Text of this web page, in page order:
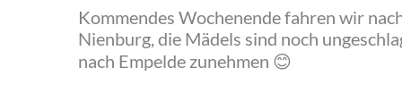
‍Kommendes Wochenende fahren wir
Nienburg, die Mädels sind noch
nach Empelde zunehmen 😊